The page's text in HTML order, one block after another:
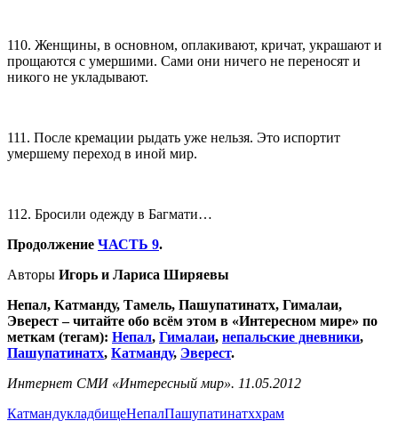
110. Женщины, в основном, оплакивают, кричат, украшают и
прощаются с умершими. Сами они ничего не переносят и
никого не укладывают.
111. После кремации рыдать уже нельзя. Это испортит
умершему переход в иной мир.
112. Бросили одежду в Багмати…
Продолжение ЧАСТЬ 9.
Авторы Игорь и Лариса Ширяевы
Непал, Катманду, Тамель, Пашупатинатх, Гималаи,
Эверест – читайте обо всём этом в «Интересном мире» по
меткам (тегам): Непал, Гималаи, непальские дневники,
Пашупатинатх, Катманду, Эверест.
Интернет СМИ «Интересный мир». 11.05.2012
КатмандукладбищеНепалПашупатинатххрам